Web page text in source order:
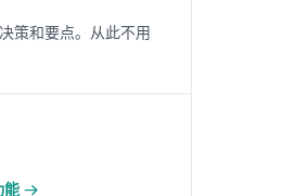
策和要点。从此不用
能 →